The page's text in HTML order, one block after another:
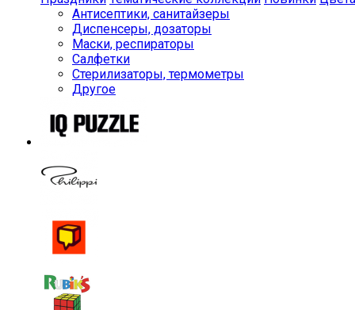
Антисептики, санитайзеры
Диспенсеры, дозаторы
Маски, респираторы
Салфетки
Стерилизаторы, термометры
Другое